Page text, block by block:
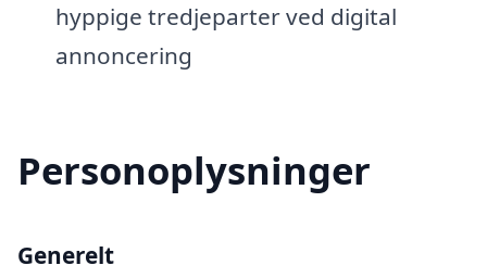
hyppige tredjeparter ved digital
annoncering
Personoplysninger
Generelt